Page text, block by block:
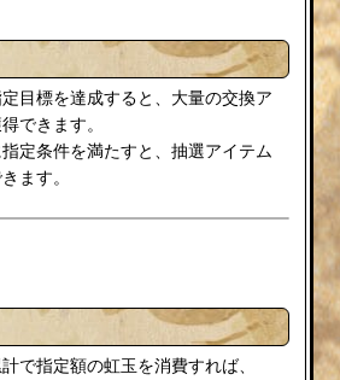
目標を達成すると、大量の交換ア
できます。
定条件を満たすと、抽選アイテム
ます。
で指定額の虹玉を消費すれば、